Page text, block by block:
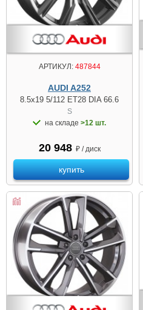
АРТИКУЛ:487844
AUDI A252
8.5x19 5/112 ET28 DIA 66.6
S
на складе >12 шт.
20 948 ₽ / диск
купить